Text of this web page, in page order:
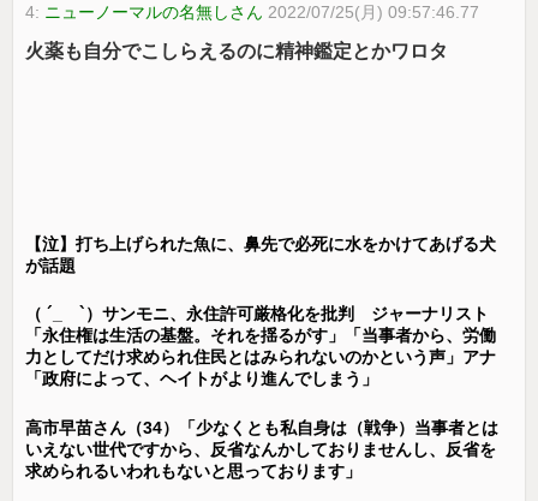
4: ニューノーマルの名無しさん 2022/07/25(月) 09:57:46.77
火薬も自分でこしらえるのに精神鑑定とかワロタ
【泣】打ち上げられた魚に、鼻先で必死に水をかけてあげる犬
が話題
（ ´_ゝ`）サンモニ、永住許可厳格化を批判 ジャーナリスト
「永住権は生活の基盤。それを揺るがす」「当事者から、労働
力としてだけ求められ住民とはみられないのかという声」アナ
「政府によって、ヘイトがより進んでしまう」
高市早苗さん（34）「少なくとも私自身は（戦争）当事者とは
いえない世代ですから、反省なんかしておりませんし、反省を
求められるいわれもないと思っております」